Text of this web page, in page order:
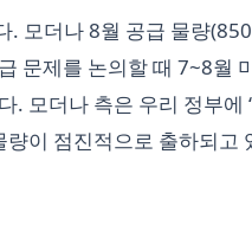
. 모더나 8월 공급 물량
문제를 논의할 때 7~8월
. 모더나 측은 우리 정부에
이 점진적으로 출하되고